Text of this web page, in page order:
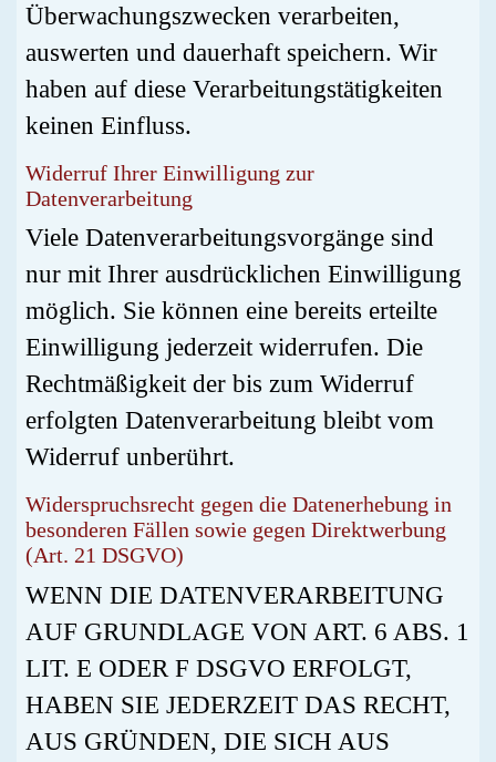
Überwachungszwecken verarbeiten,
auswerten und dauerhaft speichern. Wir
haben auf diese Verarbeitungstätigkeiten
keinen Einfluss.
Widerruf Ihrer Einwilligung zur
Datenverarbeitung
Viele Datenverarbeitungsvorgänge sind
nur mit Ihrer ausdrücklichen Einwilligung
möglich. Sie können eine bereits erteilte
Einwilligung jederzeit widerrufen. Die
Rechtmäßigkeit der bis zum Widerruf
erfolgten Datenverarbeitung bleibt vom
Widerruf unberührt.
Widerspruchsrecht gegen die Datenerhebung in
besonderen Fällen sowie gegen Direktwerbung
(Art. 21 DSGVO)
WENN DIE DATENVERARBEITUNG
AUF GRUNDLAGE VON ART. 6 ABS. 1
LIT. E ODER F DSGVO ERFOLGT,
HABEN SIE JEDERZEIT DAS RECHT,
AUS GRÜNDEN, DIE SICH AUS